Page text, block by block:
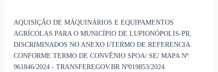
AQUISIÇÃO DE MÁQUINÁRIOS E EQUIPAMENTOS
AGRÍCOLAS PARA O MUNICÍPIO DE LUPIONÓPOLIS-PR,
DISCRIMINADOS NO ANEXO I/TERMO DE REFERENCIA.
CONFORME TERMO DE CONVÊNIO SPOA/ SE/ MAPA Nº
961846/2024 - TRANSFEREGOV.BR Nº019853/2024.